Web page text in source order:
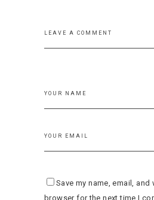
Save my name, email,
browser for the next time I